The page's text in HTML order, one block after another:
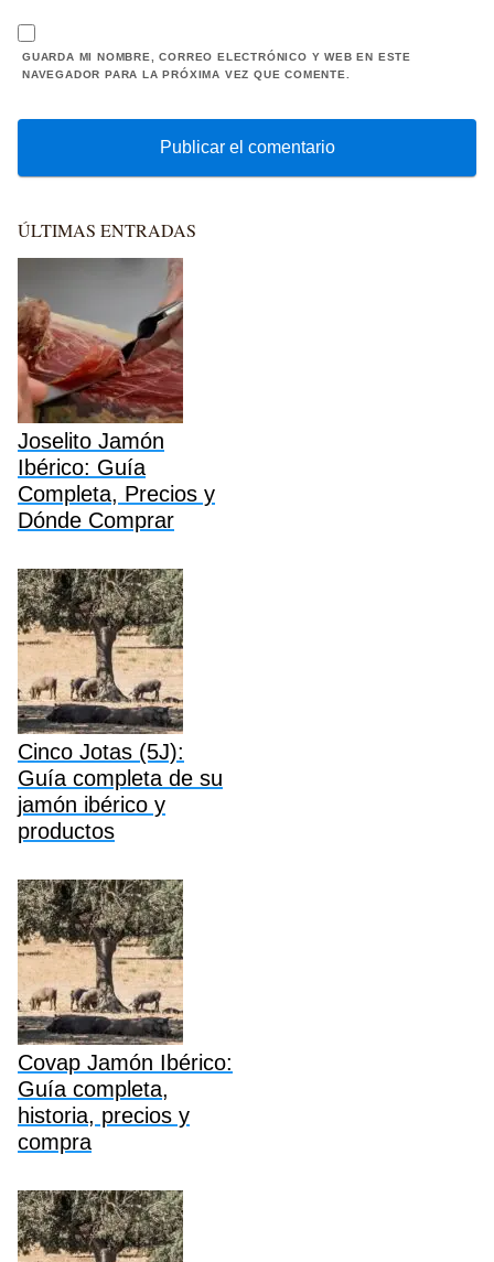
GUARDA MI NOMBRE, CORREO ELECTRÓNICO Y WEB EN ESTE
NAVEGADOR PARA LA PRÓXIMA VEZ QUE COMENTE.
ÚLTIMAS ENTRADAS
Joselito Jamón
Ibérico: Guía
Completa, Precios y
Dónde Comprar
Cinco Jotas (5J):
Guía completa de su
jamón ibérico y
productos
Covap Jamón Ibérico:
Guía completa,
historia, precios y
compra